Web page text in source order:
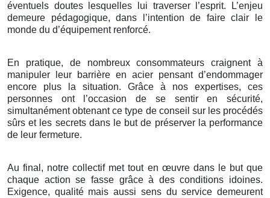
éventuels doutes lesquelles lui traverser l’esprit. L’enjeu
demeure pédagogique, dans l’intention de faire clair le
monde du d’équipement renforcé.
En pratique, de nombreux consommateurs craignent à
manipuler leur barrière en acier pensant d’endommager
encore plus la situation. Grâce à nos expertises, ces
personnes ont l’occasion de se sentir en sécurité,
simultanément obtenant ce type de conseil sur les procédés
sûrs et les secrets dans le but de préserver la performance
de leur fermeture.
Au final, notre collectif met tout en œuvre dans le but que
chaque action se fasse grâce à des conditions idoines.
Exigence, qualité mais aussi sens du service demeurent